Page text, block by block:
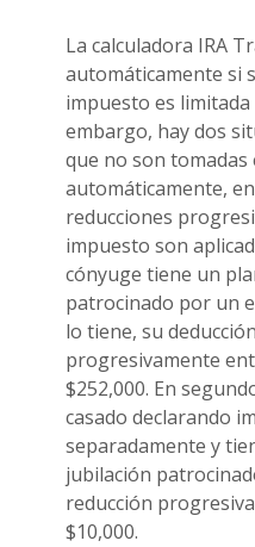
La calculadora IRA
automáticamente si
impuesto es
embargo, hay dos
que no son tomadas
automáticamente,
reducciones
impuesto son
cónyuge tiene un
patrocinado por un
lo tiene, su
progresivamente
$252,000. En
casado declarando
separadamente y
jubilación
reducción
$10,000.